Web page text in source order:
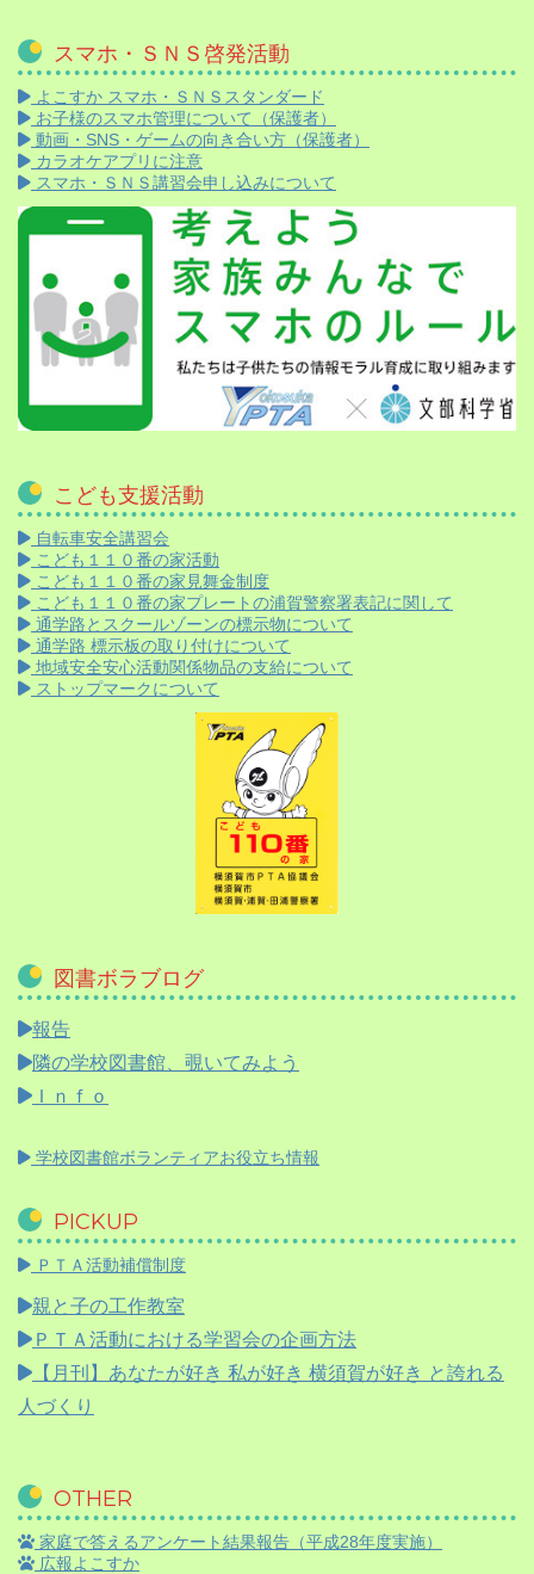
スマホ・ＳＮＳ啓発活動
よこすか スマホ・ＳＮＳスタンダード
お子様のスマホ管理について（保護者）
動画・SNS・ゲームの向き合い方（保護者）
カラオケアプリに注意
スマホ・ＳＮＳ講習会申し込みについて
こども支援活動
自転車安全講習会
こども１１０番の家活動
こども１１０番の家見舞金制度
こども１１０番の家プレートの浦賀警察署表記に関して
通学路とスクールゾーンの標示物について
通学路 標示板の取り付けについて
地域安全安心活動関係物品の支給について
ストップマークについて
図書ボラブログ
報告
隣の学校図書館、覗いてみよう
Ｉｎｆｏ
学校図書館ボランティアお役立ち情報
PICKUP
ＰＴＡ活動補償制度
親と子の工作教室
ＰＴＡ活動における学習会の企画方法
【月刊】 あなたが好き 私が好き 横須賀が好き と誇れる
人づくり
OTHER
家庭で答えるアンケート結果報告（平成28年度実施）
広報よこすか